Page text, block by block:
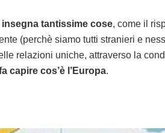
insegna tantissime cose, come il
(perchè siamo tutti stranieri e
relazioni uniche, attraverso la
capire cos’è l’Europa.